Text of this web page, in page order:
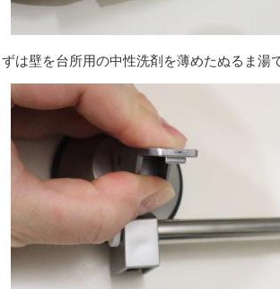
は壁を台所用の中性洗剤を薄めたぬるま湯